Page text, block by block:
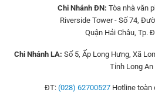
Chi Nhánh ĐN: Tòa nhà văn
Riverside Tower - Số 74,
Quận Hải Châu, Tp.
Chi Nhánh LA: Số 5, Ấp Long Hưng, Xã
Tỉnh Long An
ĐT: (028) 62700527 Hotline toàn